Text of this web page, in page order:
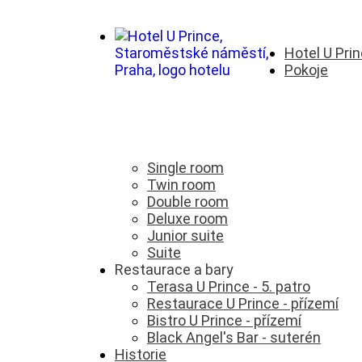
Hotel U
Pokoje
Single room
Twin room
Double room
Deluxe room
Junior suite
Suite
Restaurace a bary
Terasa U Prince - 5. patro
Restaurace U Prince - přízemí
Bistro U Prince - přízemí
Black Angel's Bar - suterén
Historie